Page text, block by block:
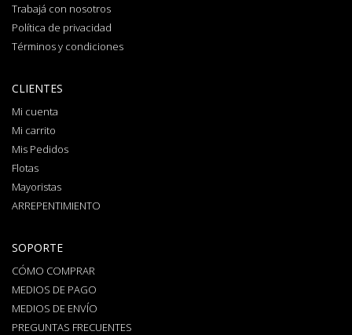
Trabajá con nosotros
Política de privacidad
Términos y condiciones
CLIENTES
Mi cuenta
Mi carrito
Mis Pedidos
Flotas
Mayoristas
ARREPENTIMIENTO
SOPORTE
CÓMO COMPRAR
MEDIOS DE PAGO
MEDIOS DE ENVÍO
PREGUNTAS FRECUENTES